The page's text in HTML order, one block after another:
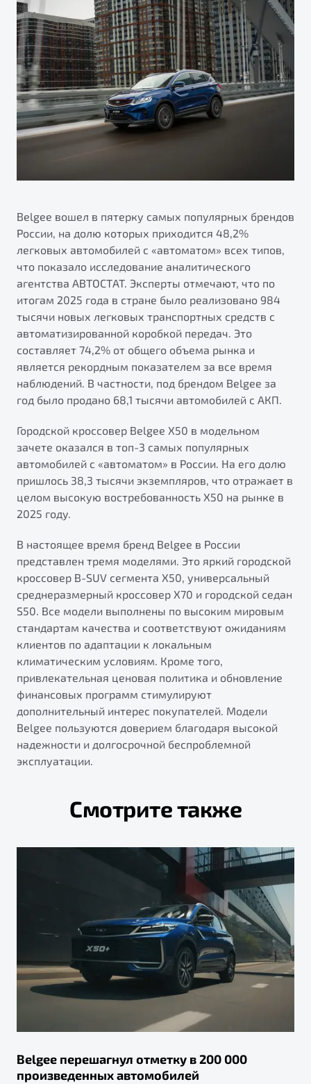
Яркий кроссовер
от 2 219 990 ₽*
Обзор В наличии
Элегантный и практичный седан
от 1 699 990 ₽*
Обзор В наличии
X70
Универсальный кроссовер
от 2 499 990 ₽*
Обзор В наличии
Автокредит
Трейд-ин
Страхование
Расчет КАСКО
Узнайте о специальных выгодах при покупке
Подробно
Тест-драйв
Автокредит
Спецпредложения
ПОДДЕРЖКА
Гарантия Belgee
Belgee Линк
Belgee Клуб
Belgee Плюс
Реферальная программа
Будьте еще более уверены на дорогах с программой
"Помощь на дорогах"
Преимущества программы
Запись на сервис
Клиентская поддержка
О дилерском центре
Правовая информация
Belgee вошел в пятерку самых популярных брендов
России, на долю которых приходится 48,2%
легковых автомобилей с «автоматом» всех типов,
что показало исследование аналитического
агентства АВТОСТАТ. Эксперты отмечают, что по
итогам 2025 года в стране было реализовано 984
тысячи новых легковых транспортных средств с
автоматизированной коробкой передач. Это
составляет 74,2% от общего объема рынка и
является рекордным показателем за все время
наблюдений. В частности, под брендом Belgee за
год было продано 68,1 тысячи автомобилей с АКП.
Городской кроссовер Belgee X50 в модельном
зачете оказался в топ-3 самых популярных
автомобилей с «автоматом» в России. На его долю
пришлось 38,3 тысячи экземпляров, что отражает в
целом высокую востребованность Х50 на рынке в
2025 году.
В настоящее время бренд Belgee в России
представлен тремя моделями. Это яркий городской
кроссовер B-SUV сегмента X50, универсальный
среднеразмерный кроссовер X70 и городской седан
S50. Все модели выполнены по высоким мировым
стандартам качества и соответствуют ожиданиям
клиентов по адаптации к локальным
климатическим условиям. Кроме того,
привлекательная ценовая политика и обновление
финансовых программ стимулируют
дополнительный интерес покупателей. Модели
Belgee пользуются доверием благодаря высокой
надежности и долгосрочной беспроблемной
эксплуатации.
Смотрите также
Belgee перешагнул отметку в 200 000
произведенных автомобилей